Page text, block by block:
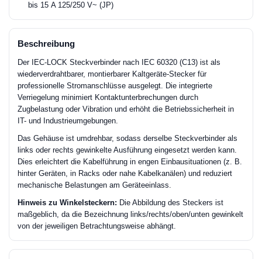
bis 15 A 125/250 V~ (JP)
Beschreibung
Der IEC-LOCK Steckverbinder nach IEC 60320 (C13) ist als
wiederverdrahtbarer, montierbarer Kaltgeräte-Stecker für
professionelle Stromanschlüsse ausgelegt. Die integrierte
Verriegelung minimiert Kontaktunterbrechungen durch
Zugbelastung oder Vibration und erhöht die Betriebssicherheit in
IT- und Industrieumgebungen.
Das Gehäuse ist umdrehbar, sodass derselbe Steckverbinder als
links oder rechts gewinkelte Ausführung eingesetzt werden kann.
Dies erleichtert die Kabelführung in engen Einbausituationen (z. B.
hinter Geräten, in Racks oder nahe Kabelkanälen) und reduziert
mechanische Belastungen am Geräteeinlass.
Hinweis zu Winkelsteckern: Die Abbildung des Steckers ist
maßgeblich, da die Bezeichnung links/rechts/oben/unten gewinkelt
von der jeweiligen Betrachtungsweise abhängt.